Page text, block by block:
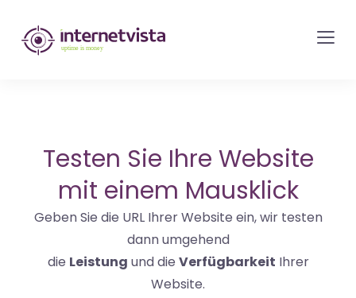
internetvista
Monitoring
Websites
und
Internet-
Diensten
Uptime
Testen Sie Ihre Website
mit einem Mausklick
Geben Sie die URL Ihrer Website ein, wir testen
dann umgehend
die Leistung und die Verfügbarkeit Ihrer
Website.